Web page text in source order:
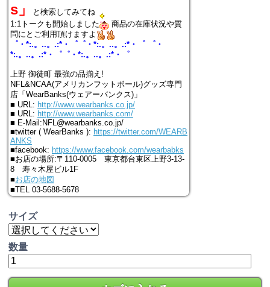
s」
と検索してみてね
1:1トークも開始しました
商品の在庫状況や質
問にとご利用頂けますよ
゜・*:.。..。.:*・゜゜・*:.。..。.:*・゜ ゜・
*:.。..。.:*・゜゜・*:.。..。.:*・゜
上野 御徒町 最強の品揃え!
NFL&NCAA(アメリカンフットボール)グッズ専門
店「WearBanks(ウェアーバンクス)」
■ URL: http://www.wearbanks.co.jp/
■ URL: http://www.wearbanks.com/
■ E-Mail:NFL@wearbanks.co.jp/
■twitter ( WearBanks ): https://twitter.com/WEARB
ANKS
■facebook: https://www.facebook.com/wearbabks
■お店の場所:〒110-0005 東京都台東区上野3-13-
8 寿々木屋ビル1F
■お店の地図
■TEL 03-5688-5678
サイズ
数量